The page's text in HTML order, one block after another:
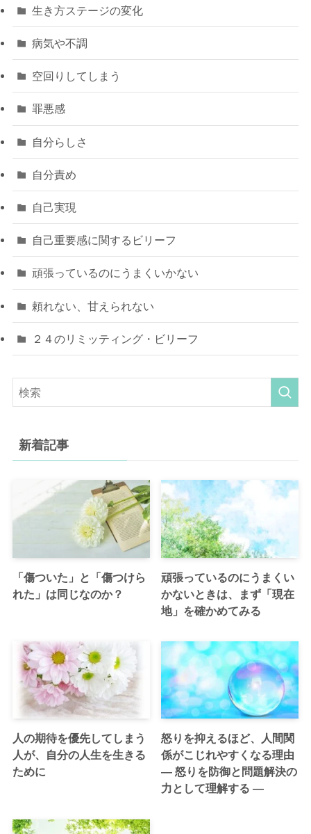
生き方ステージの変化
病気や不調
空回りしてしまう
罪悪感
自分らしさ
自分責め
自己実現
自己重要感に関するビリーフ
頑張っているのにうまくいかない
頼れない、甘えられない
２４のリミッティング・ビリーフ
新着記事
「傷ついた」と「傷つけら
れた」は同じなのか？
頑張っているのにうまくい
かないときは、まず「現在
地」を確かめてみる
人の期待を優先してしまう
人が、自分の人生を生きる
ために
怒りを抑えるほど、人間関
係がこじれやすくなる理由
― 怒りを防御と問題解決の
力として理解する ―